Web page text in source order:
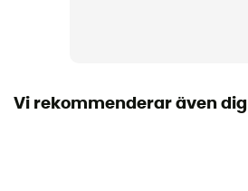
Vi rekommenderar även dig